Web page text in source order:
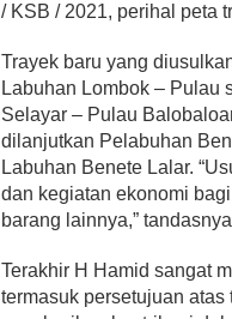
/ KSB / 2021, perihal peta
Trayek baru yang
Labuhan Lombok – Pulau
Selayar – Pulau
dilanjutkan Pelabuhan
Labuhan Benete Lalar.
dan kegiatan ekonomi
barang lainnya,”
Terakhir H Hamid sangat
termasuk persetujuan